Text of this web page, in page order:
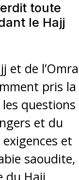
toute
le Hajj
et de l’Omra
pris la
questions
et du
et
saoudite,
du Hajj.